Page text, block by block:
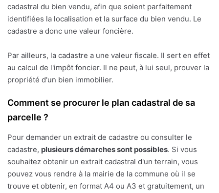
cadastral du bien vendu, afin que soient parfaitement
identifiées la localisation et la surface du bien vendu. Le
cadastre a donc une valeur foncière.
Par ailleurs, la cadastre a une valeur fiscale. Il sert en effet
au calcul de l'impôt foncier. Il ne peut, à lui seul, prouver la
propriété d'un bien immobilier.
Comment se procurer le plan cadastral de sa
parcelle ?
Pour demander un extrait de cadastre ou consulter le
cadastre, plusieurs démarches sont possibles. Si vous
souhaitez obtenir un extrait cadastral d'un terrain, vous
pouvez vous rendre à la mairie de la commune où il se
trouve et obtenir, en format A4 ou A3 et gratuitement, un